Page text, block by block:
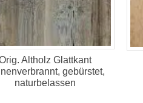
Altholz Glattkant
gebürstet,
naturbelassen